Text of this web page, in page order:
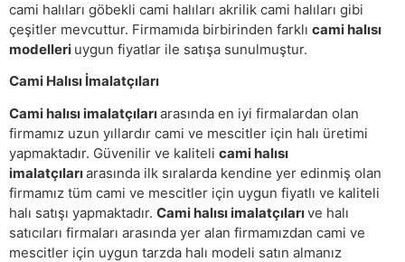
cami halıları göbekli cami halıları akrilik cami halıları gibi
çeşitler mevcuttur. Firmamıda birbirinden farklı cami halısı
modelleri uygun fiyatlar ile satışa sunulmuştur.
Cami Halısı İmalatçıları
Cami halısı imalatçılarıarasında en iyi firmalardan olan
firmamız uzun yıllardır cami ve mescitler için halı üretimi
yapmaktadır. Güvenilir ve kaliteli cami halısı
imalatçılarıarasında ilk sıralarda kendine yer edinmiş olan
firmamız tüm cami ve mescitler için uygun fiyatlı ve kaliteli
halı satışı yapmaktadır. Cami halısı imalatçılarıve halı
satıcıları firmaları arasında yer alan firmamızdan cami ve
mescitler için uygun tarzda halı modeli satın almanız